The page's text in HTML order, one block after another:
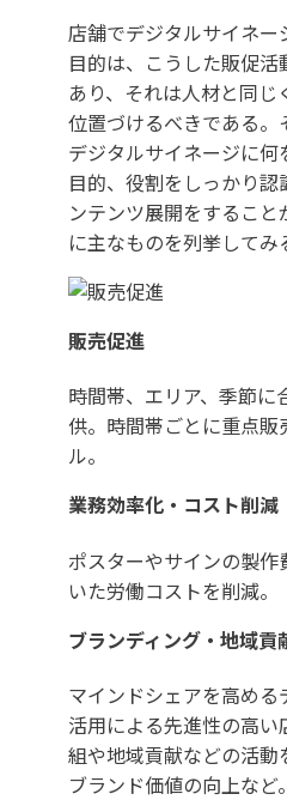
店舗でデジタルサイネー
目的は、こうした販促
あり、それは人材と同
位置づけるべきである。
デジタルサイネージに
目的、役割をしっかり
ンテンツ展開をするこ
に主なものを列挙してみ
販売促進
時間帯、エリア、季節に
供。時間帯ごとに重点販
ル。
業務効率化・コスト削減
ポスターやサインの製作
いた労働コストを削減。
ブランディング・地域貢
マインドシェアを高め
活用による先進性の高
組や地域貢献などの活動
ブランド価値の向上など。